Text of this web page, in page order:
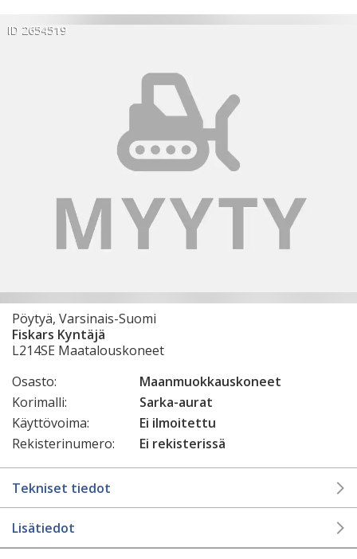
ID 2654519
Pöytyä, Varsinais-Suomi
Fiskars Kyntäjä
L214SE Maatalouskoneet
Osasto:
Maanmuokkauskoneet
Korimalli:
Sarka-aurat
Käyttövoima:
Ei ilmoitettu
Rekisterinumero:
Ei rekisterissä
Tekniset tiedot
Lisätiedot